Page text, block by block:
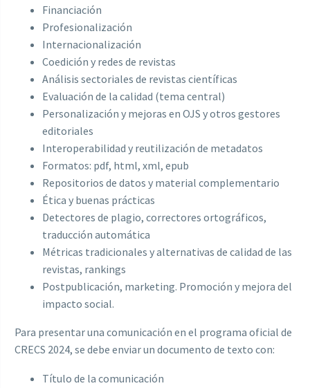
Financiación
Profesionalización
Internacionalización
Coedición y redes de revistas
Análisis sectoriales de revistas científicas
Evaluación de la calidad (tema central)
Personalización y mejoras en OJS y otros gestores
editoriales
Interoperabilidad y reutilización de metadatos
Formatos: pdf, html, xml, epub
Repositorios de datos y material complementario
Ética y buenas prácticas
Detectores de plagio, correctores ortográficos,
traducción automática
Métricas tradicionales y alternativas de calidad de las
revistas, rankings
Postpublicación, marketing. Promoción y mejora del
impacto social.
Para presentar una comunicación en el programa oficial de
CRECS 2024, se debe enviar un documento de texto con:
Título de la comunicación